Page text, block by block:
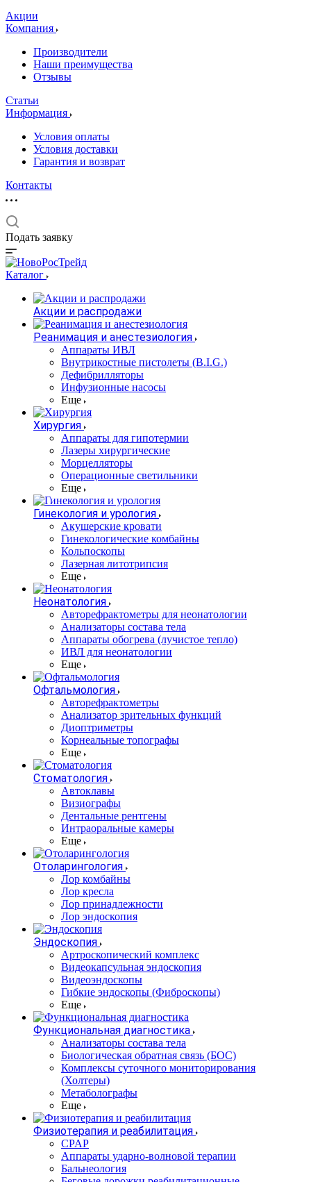
Акции
Компания
Производители
Наши преимущества
Отзывы
Статьи
Информация
Условия оплаты
Условия доставки
Гарантия и возврат
Контакты
Подать заявку
Каталог
Акции и распродажи
Реанимация и анестезиология
Аппараты ИВЛ
Внутрикостные пистолеты (B.I.G.)
Дефибрилляторы
Инфузионные насосы
Еще
Хирургия
Аппараты для гипотермии
Лазеры хирургические
Морцелляторы
Операционные светильники
Еще
Гинекология и урология
Акушерские кровати
Гинекологические комбайны
Кольпоскопы
Лазерная литотрипсия
Еще
Неонатология
Авторефрактометры для неонатологии
Анализаторы состава тела
Аппараты обогрева (лучистое тепло)
ИВЛ для неонатологии
Еще
Офтальмология
Авторефрактометры
Анализатор зрительных функций
Диоптриметры
Корнеальные топографы
Еще
Стоматология
Автоклавы
Визиографы
Дентальные рентгены
Интраоральные камеры
Еще
Отоларингология
Лор комбайны
Лор кресла
Лор принадлежности
Лор эндоскопия
Эндоскопия
Артроскопический комплекс
Видеокапсульная эндоскопия
Видеоэндоскопы
Гибкие эндоскопы (Фиброcкопы)
Еще
Функциональная диагностика
Анализаторы состава тела
Биологическая обратная связь (БОС)
Комплексы суточного мониторирования
(Холтеры)
Метаболографы
Еще
Физиотерапия и реабилитация
CPAP
Аппараты ударно-волновой терапии
Бальнеология